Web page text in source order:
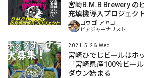
宮崎B.M.B Brewery の
充填機導入プロジェク
コウゴ アヤコ
ビアジャーナリスト
2021.5.26 Wed.
宮崎ひでじビールはホ
「宮崎県産100％ビー
ダウン始まる